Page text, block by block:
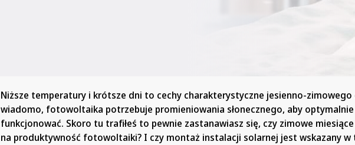
Niższe temperatury i krótsze dni to cechy charakterystyczne jesienno-zimowego
wiadomo, fotowoltaika potrzebuje promieniowania słonecznego, aby optymalnie
funkcjonować. Skoro tu trafiłeś to pewnie zastanawiasz się, czy zimowe miesiące
na produktywność fotowoltaiki? I czy montaż instalacji solarnej jest wskazany w